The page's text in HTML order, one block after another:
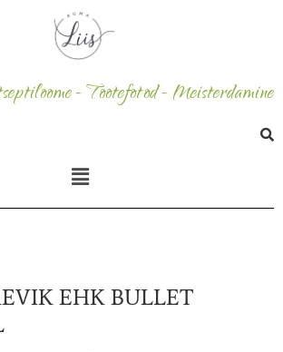
- Tootefotod - Meisterdamine
EHK BULLET